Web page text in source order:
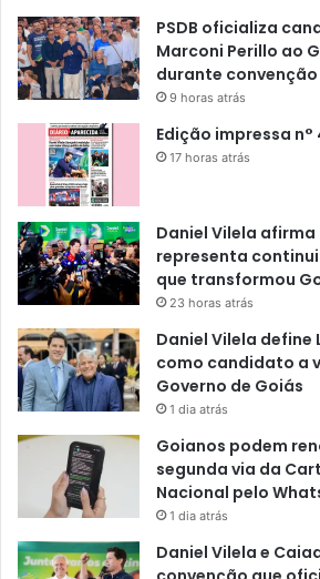
PSDB oficializa
Marconi Perillo ao
durante convenção
9 horas atrás
Edição impressa n°
17 horas atrás
Daniel Vilela
representa
que transformou
23 horas atrás
Daniel Vilela define
como candidato a
Governo de Goiás
1 dia atrás
Goianos podem
segunda via da
Nacional pelo
1 dia atrás
Daniel Vilela e